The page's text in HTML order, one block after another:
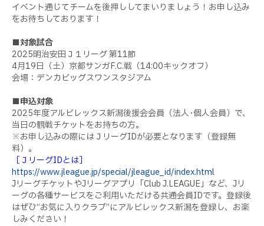
イベント通じてチームを後押ししてまいりましょう！お申し込み
をお待ちしております！
■対象試合
2025明治安田Ｊ１リーグ 第11節
4月19日（土）京都サンガF.C.戦（14:00キックオフ）
会場：デンカビッグスワンスタジアム
■申込対象
2025年度アルビレックス新潟後援会会員（法人･個人会員）で、
当日の観戦チケットをお持ちの方。
※お申し込みの際にはＪリーグIDが必要となります（登録無
料）。
［ＪリーグIDとは］
https://www.jleague.jp/special/jleague_id/index.html
JリーグチケットやJリーグアプリ「Club J.LEAGUE」など、Jリ
ーグの各種サービスをご利用いただける共通会員IDです。登録後
はぜひ“お気に入りクラブ”にアルビレックス新潟を登録し、お楽
しみください！